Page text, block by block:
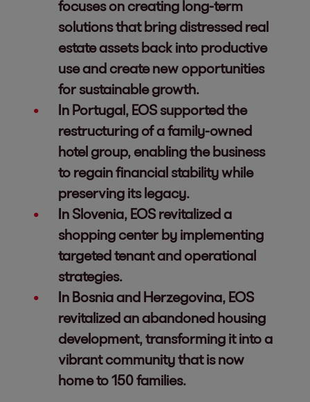
focuses on creating long-term
solutions that bring distressed real
estate assets back into productive
use and create new opportunities
for sustainable growth.
In Portugal, EOS supported the
restructuring of a family-owned
hotel group, enabling the business
to regain financial stability while
preserving its legacy.
In Slovenia, EOS revitalized a
shopping center by implementing
targeted tenant and operational
strategies.
In Bosnia and Herzegovina, EOS
revitalized an abandoned housing
development, transforming it into a
vibrant community that is now
home to 150 families.